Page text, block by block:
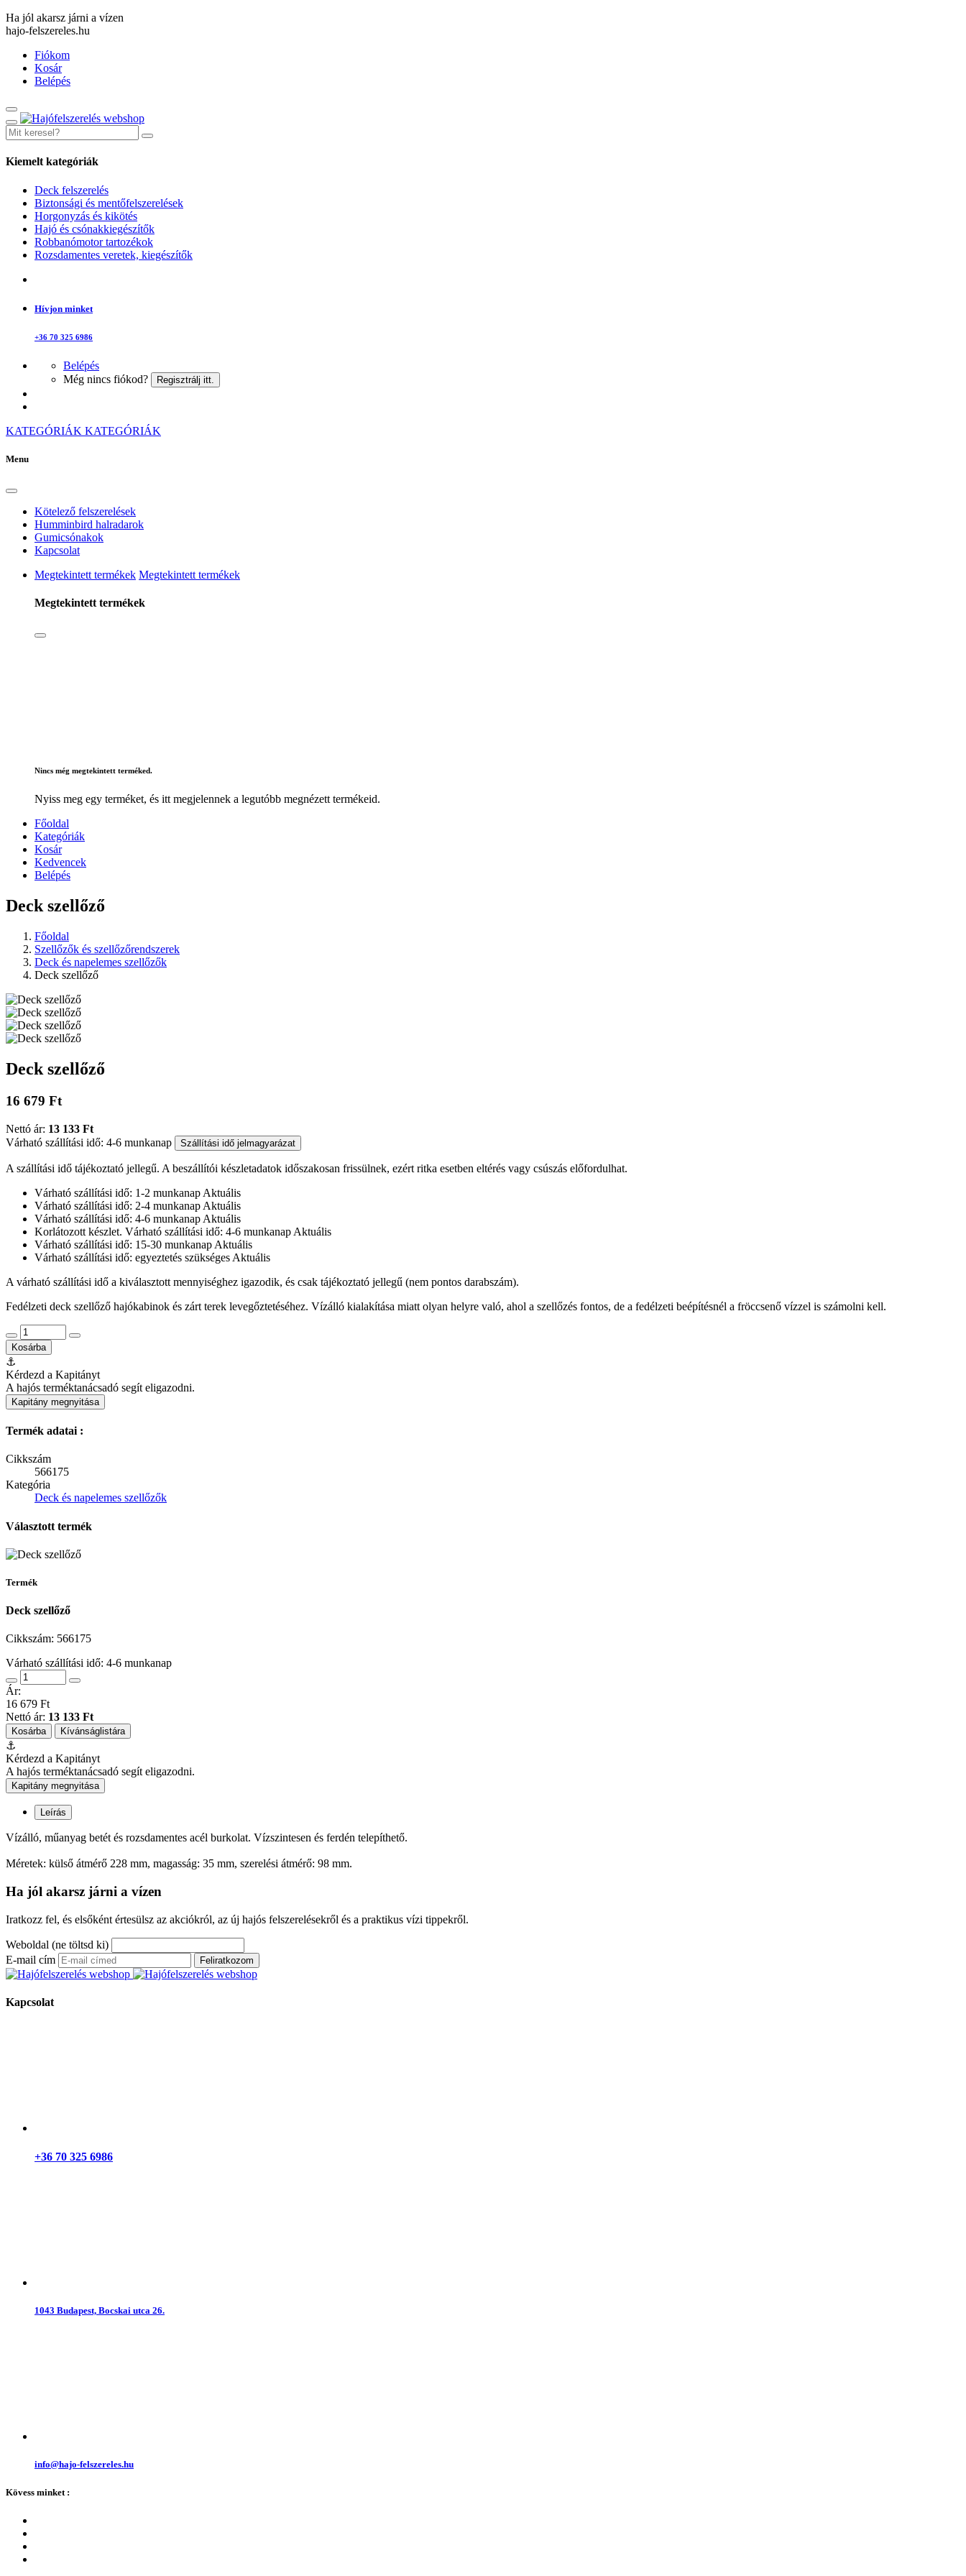
Ha jól akarsz járni a vízen
hajo-felszereles.hu
Fiókom
Kosár
Belépés
Kiemelt kategóriák
Deck felszerelés
Biztonsági és mentőfelszerelések
Horgonyzás és kikötés
Hajó és csónakkiegészítők
Robbanómotor tartozékok
Rozsdamentes veretek, kiegészítők
Hívjon minket
+36 70 325 6986
Belépés
Még nincs fiókod?
Regisztrálj itt.
KATEGÓRIÁK KATEGÓRIÁK
Menu
Kötelező felszerelések
Humminbird halradarok
Gumicsónakok
Kapcsolat
Megtekintett termékek Megtekintett termékek
Megtekintett termékek
Nincs még megtekintett terméked.
Nyiss meg egy terméket, és itt megjelennek a legutóbb megnézett termékeid.
Főoldal
Kategóriák
Kosár
Kedvencek
Belépés
Deck szellőző
Főoldal
Szellőzők és szellőzőrendszerek
Deck és napelemes szellőzők
Deck szellőző
Deck szellőző
16 679 Ft
Nettó ár: 13 133 Ft
Várható szállítási idő: 4-6 munkanap
Szállítási idő jelmagyarázat
A szállítási idő tájékoztató jellegű. A beszállítói készletadatok időszakosan frissülnek, ezért ritka esetben eltérés vagy csúszás előfordulhat.
Várható szállítási idő: 1-2 munkanap Aktuális
Várható szállítási idő: 2-4 munkanap Aktuális
Várható szállítási idő: 4-6 munkanap Aktuális
Korlátozott készlet. Várható szállítási idő: 4-6 munkanap Aktuális
Várható szállítási idő: 15-30 munkanap Aktuális
Várható szállítási idő: egyeztetés szükséges Aktuális
A várható szállítási idő a kiválasztott mennyiséghez igazodik, és csak tájékoztató jellegű (nem pontos darabszám).
Fedélzeti deck szellőző hajókabinok és zárt terek levegőztetéséhez. Vízálló kialakítása miatt olyan helyre való, ahol a szellőzés fontos, de a fedélzeti beépítésnél a fröccsenő vízzel is számolni kell.
Kosárba
⚓
Kérdezd a Kapitányt
A hajós terméktanácsadó segít eligazodni.
Kapitány megnyitása
Termék adatai :
Cikkszám
566175
Kategória
Deck és napelemes szellőzők
Választott termék
Termék
Deck szellőző
Cikkszám: 566175
Várható szállítási idő: 4-6 munkanap
Ár:
16 679 Ft
Nettó ár: 13 133 Ft
Kosárba Kívánságlistára
⚓
Kérdezd a Kapitányt
A hajós terméktanácsadó segít eligazodni.
Kapitány megnyitása
Leírás
Vízálló, műanyag betét és rozsdamentes acél burkolat. Vízszintesen és ferdén telepíthető.
Méretek: külső átmérő 228 mm, magasság: 35 mm, szerelési átmérő: 98 mm.
Ha jól akarsz járni a vízen
Iratkozz fel, és elsőként értesülsz az akciókról, az új hajós felszerelésekről és a praktikus vízi tippekről.
Weboldal (ne töltsd ki)
E-mail cím
Feliratkozom
Kapcsolat
+36 70 325 6986
1043 Budapest, Bocskai utca 26.
info@hajo-felszereles.hu
Kövess minket :